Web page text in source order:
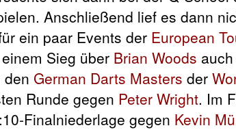
Anschließend lief es dann
ein paar Events der European
Sieg über Brian Woods
den German Darts Masters der
Runde gegen Peter Wright. Im
Finalniederlage gegen Kevin